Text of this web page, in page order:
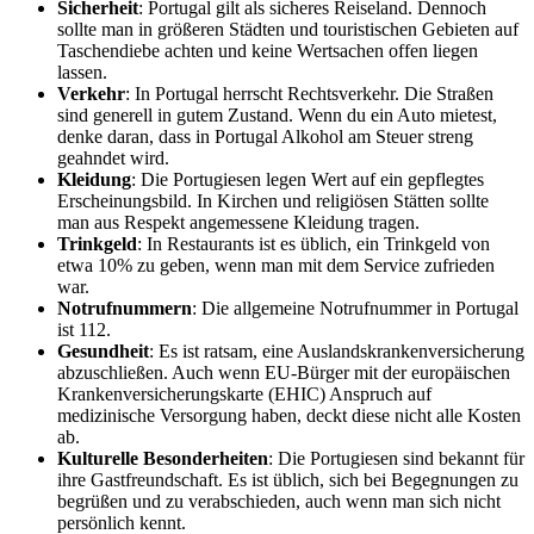
Sicherheit: Portugal gilt als sicheres Reiseland. Dennoch
sollte man in größeren Städten und touristischen Gebieten auf
Taschendiebe achten und keine Wertsachen offen liegen
lassen.
Verkehr: In Portugal herrscht Rechtsverkehr. Die Straßen
sind generell in gutem Zustand. Wenn du ein Auto mietest,
denke daran, dass in Portugal Alkohol am Steuer streng
geahndet wird.
Kleidung: Die Portugiesen legen Wert auf ein gepflegtes
Erscheinungsbild. In Kirchen und religiösen Stätten sollte
man aus Respekt angemessene Kleidung tragen.
Trinkgeld: In Restaurants ist es üblich, ein Trinkgeld von
etwa 10% zu geben, wenn man mit dem Service zufrieden
war.
Notrufnummern: Die allgemeine Notrufnummer in Portugal
ist 112.
Gesundheit: Es ist ratsam, eine Auslandskrankenversicherung
abzuschließen. Auch wenn EU-Bürger mit der europäischen
Krankenversicherungskarte (EHIC) Anspruch auf
medizinische Versorgung haben, deckt diese nicht alle Kosten
ab.
Kulturelle Besonderheiten: Die Portugiesen sind bekannt für
ihre Gastfreundschaft. Es ist üblich, sich bei Begegnungen zu
begrüßen und zu verabschieden, auch wenn man sich nicht
persönlich kennt.